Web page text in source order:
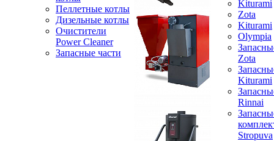
Пеллетные котлы
Дизельные котлы
Очистители
Power Cleaner
Запасные части
Kiturami
Zota
Kiturami
Olympia
Zota
Kiturami
Rinnai
Stropuva